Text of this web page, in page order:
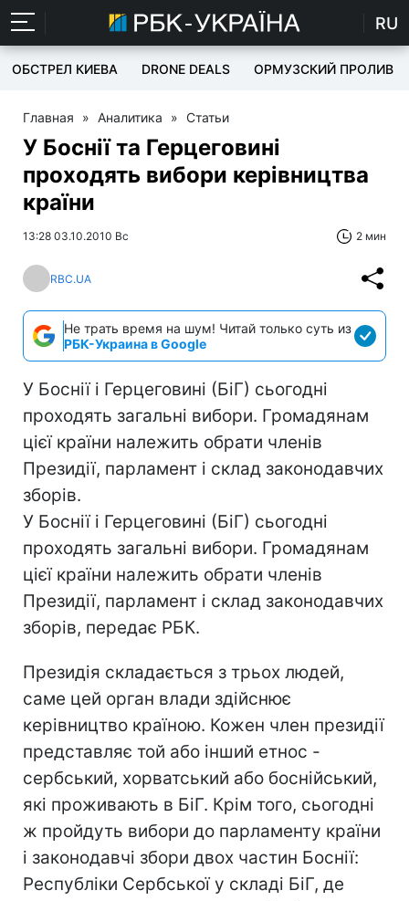
RU
ОБСТРЕЛ КИЕВА DRONE DEALS ОРМУЗСКИЙ ПРОЛИВ
Главная » Аналитика » Статьи
У Боснії та Герцеговині
проходять вибори керівництва
країни
13:28 03.10.2010 Вс 2 мин
RBC.UA
Не трать время на шум! Читай только суть из
РБК-Украина в Google
У Боснії і Герцеговині (БіГ) сьогодні
проходять загальні вибори. Громадянам
цієї країни належить обрати членів
Президії, парламент і склад законодавчих
зборів.
У Боснії і Герцеговині (БіГ) сьогодні
проходять загальні вибори. Громадянам
цієї країни належить обрати членів
Президії, парламент і склад законодавчих
зборів, передає РБК.
Президія складається з трьох людей,
саме цей орган влади здійснює
керівництво країною. Кожен член президії
представляє той або інший етнос -
сербський, хорватський або боснійський,
які проживають в БіГ. Крім того, сьогодні
ж пройдуть вибори до парламенту країни
і законодавчі збори двох частин Боснії:
Республіки Сербської у складі БіГ, де